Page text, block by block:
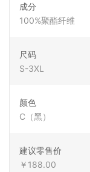
成分
100%聚酯纤维
尺码
S-3XL
颜色
C（黑）
建议零售价
￥188.00